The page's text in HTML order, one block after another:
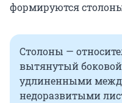
формируются
Столоны —
вытянутый боковой
удлиненными
недоразвитыми